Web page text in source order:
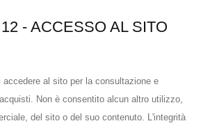
- ACCESSO AL SITO
accedere al sito per la consultazione e
Non è consentito alcun altro utilizzo,
del sito o del suo contenuto. L'integrità